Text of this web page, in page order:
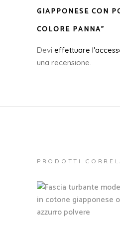
GIAPPONESE CON
COLORE PANNA”
Devi effettuare
una recensione.
PRODOTTI